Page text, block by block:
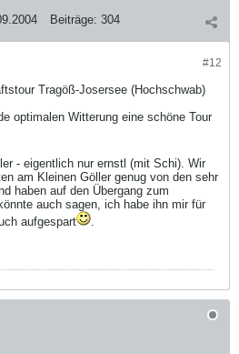
Beiträge: 304
#12
Tragöß-Josersee (Hochschwab)
optimalen Witterung eine schöne Tour
- eigentlich nur ernstl (mit Schi). Wir
am Kleinen Göller genug von den sehr
haben auf den Übergang zum
auch sagen, ich habe ihn mir für
aufgespart
.